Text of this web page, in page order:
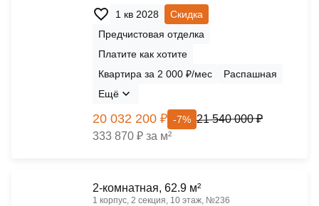
1 кв 2028
Скидка
Предчистовая отделка
Платите как хотите
Квартира за 2 000 ₽/мес
Распашная
Ещё
20 032 200 ₽ -7% 21 540 000 ₽
333 870 ₽ за м²
2-комнатная, 62.9 м²
1 корпус, 2 секция, 10 этаж, №236